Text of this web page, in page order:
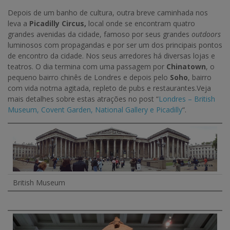
Depois de um banho de cultura, outra breve caminhada nos
leva a Picadilly Circus, local onde se encontram quatro
grandes avenidas da cidade, famoso por seus grandes outdoors
luminosos com propagandas e por ser um dos principais pontos
de encontro da cidade. Nos seus arredores há diversas lojas e
teatros. O dia termina com uma passagem por Chinatown, o
pequeno bairro chinês de Londres e depois pelo Soho, bairro
com vida notrna agitada, repleto de pubs e restaurantes.Veja
mais detalhes sobre estas atrações no post “Londres – British
Museum, Covent Garden, National Gallery e Picadilly“.
British Museum